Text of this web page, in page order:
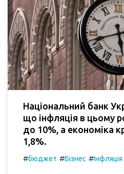
Національний банк
що інфляція в цьому
до 10%, а економіка
1,8%.
#бюджет #Бізнес #Інфляція